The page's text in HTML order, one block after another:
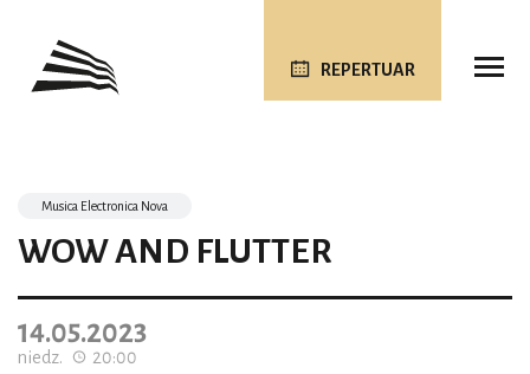
REPERTUAR
Musica Electronica Nova
WOW AND FLUTTER
14.05.2023
niedz.
20:00